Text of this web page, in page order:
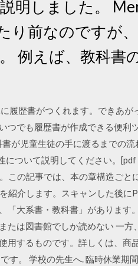
明しました。
り前なのですが
例えば、教科書
履歴書がつくれます。できあが
つでも履歴書が作成できる便利
が児童生徒の手に渡るまでの流
ついて説明してください。
この記事では、本の章構造ごと
紹介します。スキャンした後に
大系書・教科書」があります
たは図書館でしか読めない 一方
するものです。詳しくは、商
す。 学校の先生へ. 臨時休業期